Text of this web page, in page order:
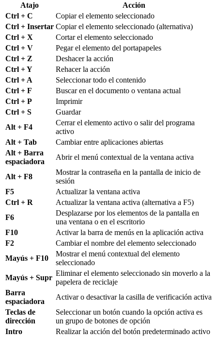
Atajo
Acción
Ctrl + C
Copiar el elemento seleccionado
Ctrl + Insertar Copiar el elemento seleccionado (alternativa)
Ctrl + X
Cortar el elemento seleccionado
Ctrl + V
Pegar el elemento del portapapeles
Ctrl + Z
Deshacer la acción
Ctrl + Y
Rehacer la acción
Ctrl + A
Seleccionar todo el contenido
Ctrl + F
Buscar en el documento o ventana actual
Ctrl + P
Imprimir
Ctrl + S
Guardar
Alt + F4
Cerrar el elemento activo o salir del programa
activo
Alt + Tab
Cambiar entre aplicaciones abiertas
Alt + Barra
espaciadora
Abrir el menú contextual de la ventana activa
Alt + F8
Mostrar la contraseña en la pantalla de inicio de
sesión
F5
Actualizar la ventana activa
Ctrl + R
Actualizar la ventana activa (alternativa a F5)
F6
Desplazarse por los elementos de la pantalla en
una ventana o en el escritorio
F10
Activar la barra de menús en la aplicación activa
F2
Cambiar el nombre del elemento seleccionado
Mayús + F10
Mostrar el menú contextual del elemento
seleccionado
Mayús + Supr
Eliminar el elemento seleccionado sin moverlo a la
papelera de reciclaje
Barra
espaciadora
Activar o desactivar la casilla de verificación activa
Teclas de
dirección
Seleccionar un botón cuando la opción activa es
un grupo de botones de opción
Intro
Realizar la acción del botón predeterminado activo